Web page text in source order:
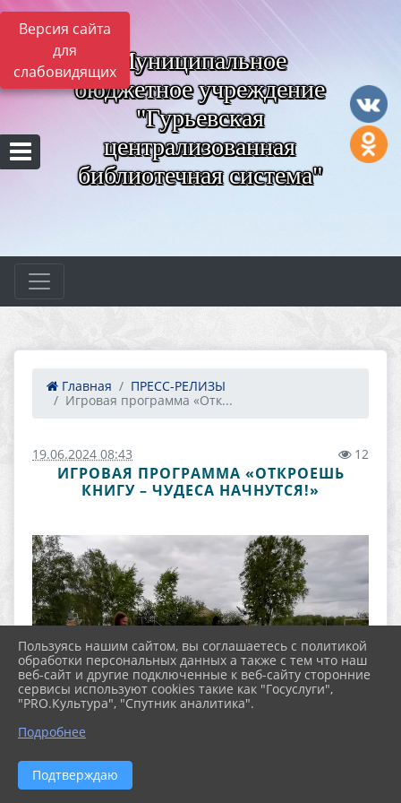
Версия сайта
для
слабовидящих Муниципальное
бюджетное учреждение
"Гурьевская
централизованная
библиотечная система"
Главная
ПРЕСС-РЕЛИЗЫ
Игровая программа «Отк...
19.06.2024 08:43 12
ИГРОВАЯ ПРОГРАММА «ОТКРОЕШЬ
КНИГУ – ЧУДЕСА НАЧНУТСЯ!»
Пользуясь нашим сайтом, вы соглашаетесь с политикой
обработки персональных данных а также с тем что наш
веб-сайт и другие подключенные к веб-сайту сторонние
сервисы используют cookies такие как "Госуслуги",
"PRO.Культура", "Спутник аналитика".
Подробнее
Подтверждаю